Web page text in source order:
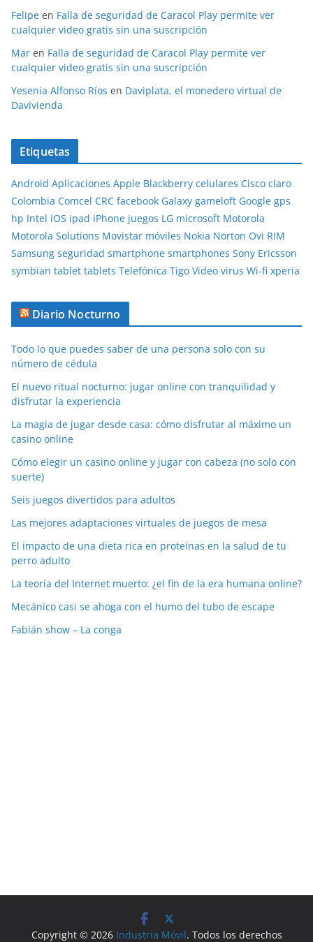
Felipe en Falla de seguridad de Caracol Play permite ver
cualquier video gratis sin una suscripción
Mar en Falla de seguridad de Caracol Play permite ver
cualquier video gratis sin una suscripción
Yesenia Alfonso Ríos en Daviplata, el monedero virtual de
Davivienda
Etiquetas
Android Aplicaciones Apple Blackberry celulares Cisco claro
Colombia Comcel CRC facebook Galaxy gameloft Google gps
hp Intel iOS ipad iPhone juegos LG microsoft Motorola
Motorola Solutions Movistar móviles Nokia Norton Ovi RIM
Samsung seguridad smartphone smartphones Sony Ericsson
symbian tablet tablets Telefónica Tigo Video virus Wi-fi xperia
Diario Nocturno
Todo lo que puedes saber de una persona solo con su
número de cédula
El nuevo ritual nocturno: jugar online con tranquilidad y
disfrutar la experiencia
La magia de jugar desde casa: cómo disfrutar al máximo un
casino online
Cómo elegir un casino online y jugar con cabeza (no solo con
suerte)
Seis juegos divertidos para adultos
Las mejores adaptaciones virtuales de juegos de mesa
El impacto de una dieta rica en proteínas en la salud de tu
perro adulto
La teoría del Internet muerto: ¿el fin de la era humana online?
Mecánico casi se ahoga con el humo del tubo de escape
Fabián show – La conga
Copyright © 2026 Industria Móvil. Todos los derechos